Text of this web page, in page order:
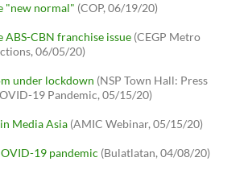
"new normal" (COP, 06/19/20)
ABS-CBN franchise issue (CEGP Metro
06/05/20)
under lockdown (NSP Town Hall: Press
19 Pandemic, 05/15/20)
Media Asia (AMIC Webinar, 05/15/20)
19 pandemic (Bulatlatan, 04/08/20)